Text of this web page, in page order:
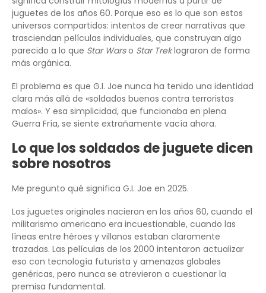
juguetes de los años 60. Porque eso es lo que son estos
universos compartidos: intentos de crear narrativas que
trasciendan películas individuales, que construyan algo
parecido a lo que Star Warso Star Treklograron de forma
más orgánica.
El problema es que G.I. Joe nunca ha tenido una identidad
clara más allá de «soldados buenos contra terroristas
malos». Y esa simplicidad, que funcionaba en plena
Guerra Fría, se siente extrañamente vacía ahora.
Lo que los soldados de juguete dicen
sobre nosotros
Me pregunto qué significa G.I. Joe en 2025.
Los juguetes originales nacieron en los años 60, cuando el
militarismo americano era incuestionable, cuando las
líneas entre héroes y villanos estaban claramente
trazadas. Las películas de los 2000 intentaron actualizar
eso con tecnología futurista y amenazas globales
genéricas, pero nunca se atrevieron a cuestionar la
premisa fundamental.